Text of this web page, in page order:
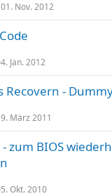
01. Nov. 2012
Jan. 2012
Recovern -
März 2011
- zum BIOS
Okt. 2010